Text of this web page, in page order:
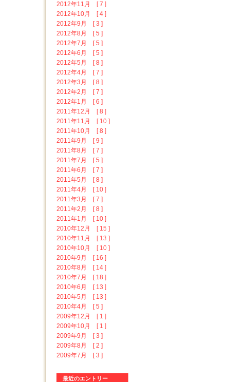
2012年11月 [ 7 ]
2012年10月 [ 4 ]
2012年9月 [ 3 ]
2012年8月 [ 5 ]
2012年7月 [ 5 ]
2012年6月 [ 5 ]
2012年5月 [ 8 ]
2012年4月 [ 7 ]
2012年3月 [ 8 ]
2012年2月 [ 7 ]
2012年1月 [ 6 ]
2011年12月 [ 8 ]
2011年11月 [ 10 ]
2011年10月 [ 8 ]
2011年9月 [ 9 ]
2011年8月 [ 7 ]
2011年7月 [ 5 ]
2011年6月 [ 7 ]
2011年5月 [ 8 ]
2011年4月 [ 10 ]
2011年3月 [ 7 ]
2011年2月 [ 8 ]
2011年1月 [ 10 ]
2010年12月 [ 15 ]
2010年11月 [ 13 ]
2010年10月 [ 10 ]
2010年9月 [ 16 ]
2010年8月 [ 14 ]
2010年7月 [ 18 ]
2010年6月 [ 13 ]
2010年5月 [ 13 ]
2010年4月 [ 5 ]
2009年12月 [ 1 ]
2009年10月 [ 1 ]
2009年9月 [ 3 ]
2009年8月 [ 2 ]
2009年7月 [ 3 ]
最近のエントリー